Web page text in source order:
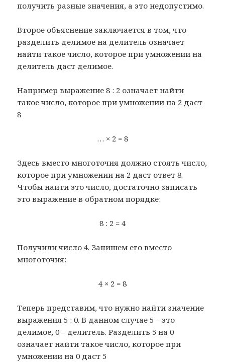
получить разные значения, а это недопустимо.
Второе объяснение заключается в том, что
разделить делимое на делитель означает
найти такое число, которое при умножении на
делитель даст делимое.
Например выражение 8 : 2 означает найти
такое число, которое при умножении на 2 даст
8
… × 2 = 8
Здесь вместо многоточия должно стоять число,
которое при умножении на 2 даст ответ 8.
Чтобы найти это число, достаточно записать
это выражение в обратном порядке:
8 : 2 = 4
Получили число 4. Запишем его вместо
многоточия:
4 × 2 = 8
Теперь представим, что нужно найти значение
выражения 5 : 0. В данном случае 5 – это
делимое, 0 – делитель. Разделить 5 на 0
означает найти такое число, которое при
умножении на 0 даст 5